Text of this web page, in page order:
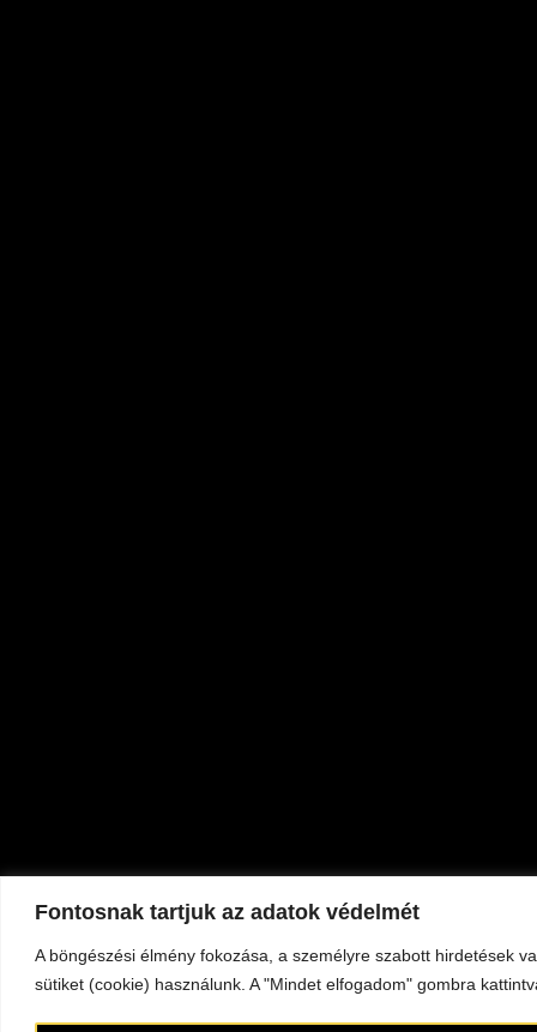
Fontosnak tartjuk az adatok védelmét
A böngészési élmény fokozása, a személyre szabott hirdetések
sütiket (cookie) használunk. A "Mindet elfogadom" gombra